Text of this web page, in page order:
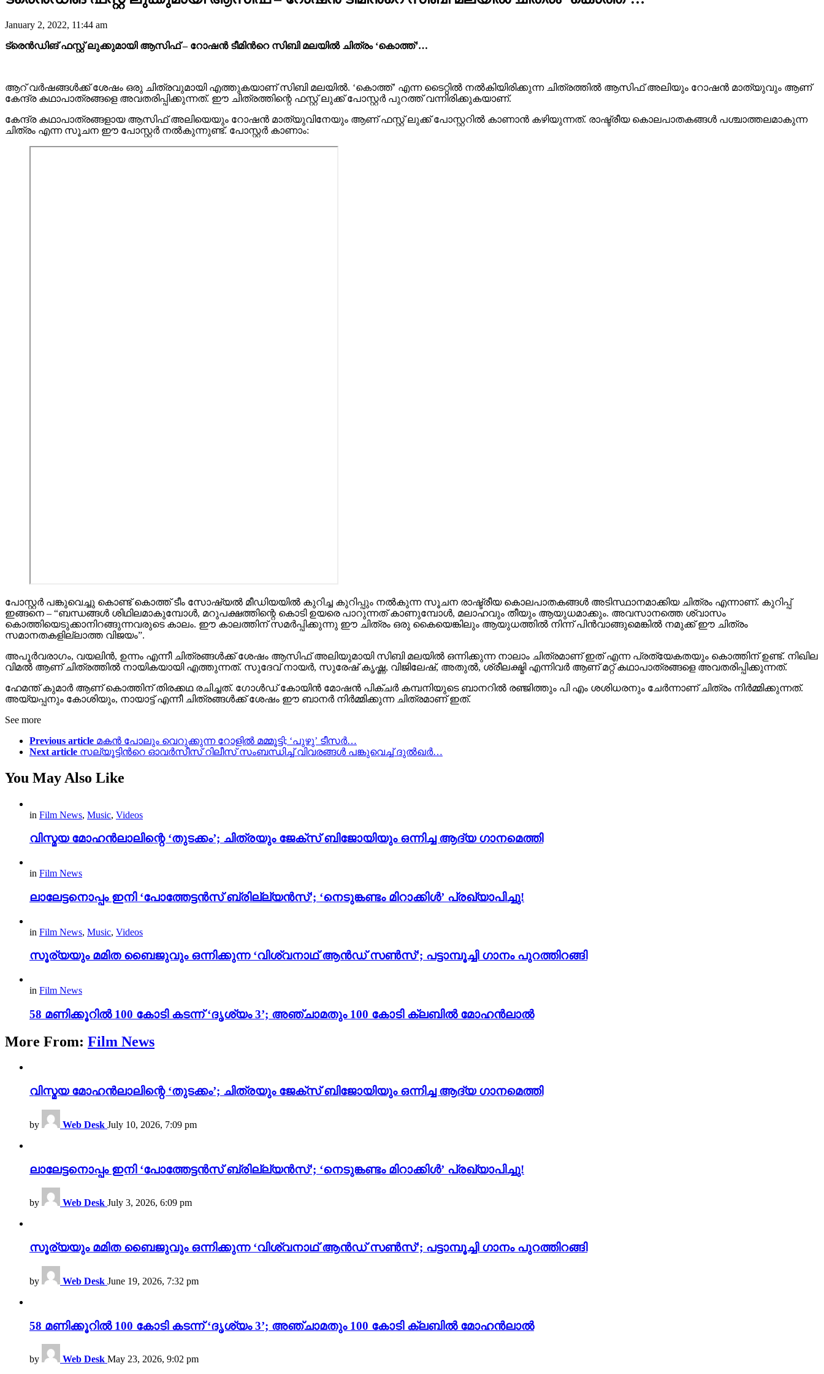
January 2, 2022, 11:44 am
ട്രെൻഡിങ് ഫസ്റ്റ് ലുക്കുമായി ആസിഫ് – റോഷൻ ടീമിന്‍റെ സിബി മലയിൽ ചിത്രം ‘കൊത്ത്’…
ആറ് വർഷങ്ങൾക്ക് ശേഷം ഒരു ചിത്രവുമായി എത്തുകയാണ് സിബി മലയിൽ. ‘കൊത്ത്’ എന്ന ടൈറ്റിൽ നൽകിയിരിക്കുന്ന ചിത്രത്തിൽ ആസിഫ് അലിയും റോഷൻ മാത്യുവും ആണ്
കേന്ദ്ര കഥാപാത്രങ്ങളെ അവതരിപ്പിക്കുന്നത്. ഈ ചിത്രത്തിന്റെ ഫസ്റ്റ് ലുക്ക് പോസ്റ്റർ പുറത്ത് വന്നിരിക്കുകയാണ്.
കേന്ദ്ര കഥാപാത്രങ്ങളായ ആസിഫ് അലിയെയും റോഷൻ മാത്യുവിനേയും ആണ് ഫസ്റ്റ് ലുക്ക് പോസ്റ്ററിൽ കാണാൻ കഴിയുന്നത്. രാഷ്ട്രീയ കൊലപാതകങ്ങൾ പശ്ചാത്തലമാകുന്ന
ചിത്രം എന്ന സൂചന ഈ പോസ്റ്റർ നൽകുന്നുണ്ട്. പോസ്റ്റർ കാണാം:
പോസ്റ്റർ പങ്കുവെച്ചു കൊണ്ട് കൊത്ത് ടീം സോഷ്യൽ മീഡിയയിൽ കുറിച്ച കുറിപ്പും നൽകുന്ന സൂചന രാഷ്ട്രീയ കൊലപാതകങ്ങൾ അടിസ്ഥാനമാക്കിയ ചിത്രം എന്നാണ്. കുറിപ്പ്
ഇങ്ങനെ – “ബന്ധങ്ങൾ ശിഥിലമാകുമ്പോൾ, മറുപക്ഷത്തിന്റെ കൊടി ഉയരെ പാറുന്നത് കാണുമ്പോൾ, മലാഹവും തീയും ആയുധമാക്കും. അവസാനത്തെ ശ്വാസം
കൊത്തിയെടുക്കാനിറങ്ങുന്നവരുടെ കാലം. ഈ കാലത്തിന് സമർപ്പിക്കുന്നു ഈ ചിത്രം ഒരു കൈയെങ്കിലും ആയുധത്തിൽ നിന്ന് പിൻവാങ്ങുമെങ്കിൽ നമുക്ക് ഈ ചിത്രം
സമാനതകളില്ലാത്ത വിജയം”.
അപൂർവരാഗം, വയലിൻ, ഉന്നം എന്നീ ചിത്രങ്ങൾക്ക് ശേഷം ആസിഫ് അലിയുമായി സിബി മലയിൽ ഒന്നിക്കുന്ന നാലാം ചിത്രമാണ് ഇത് എന്ന പ്രത്യേകതയും കൊത്തിന് ഉണ്ട്. നിഖില
വിമൽ ആണ് ചിത്രത്തിൽ നായികയായി എത്തുന്നത്. സുദേവ് നായർ, സുരേഷ് കൃഷ്ണ, വിജിലേഷ്, അതുൽ, ശ്രീലക്ഷ്മി എന്നിവർ ആണ് മറ്റ് കഥാപാത്രങ്ങളെ അവതരിപ്പിക്കുന്നത്.
ഹേമന്ത് കുമാർ ആണ് കൊത്തിന് തിരക്കഥ രചിച്ചത്. ഗോൾഡ്‌ കോയിൻ മോഷൻ പിക്ചർ കമ്പനിയുടെ ബാനറിൽ രഞ്ജിത്തും പി എം ശശിധരനും ചേർന്നാണ് ചിത്രം നിർമ്മിക്കുന്നത്.
അയ്യപ്പനും കോശിയും, നായാട്ട് എന്നീ ചിത്രങ്ങൾക്ക് ശേഷം ഈ ബാനർ നിർമ്മിക്കുന്ന ചിത്രമാണ് ഇത്.
See more
Previous article മകന്‍ പോലും വെറുക്കുന്ന റോളില്‍ മമ്മൂട്ടി; ‘പുഴു’ ടീസർ…
Next article സല്യൂട്ടിന്‍റെ ഓവർസീസ് റിലീസ് സംബന്ധിച്ച് വിവരങ്ങൾ പങ്കുവെച്ച് ദുൽഖർ…
You May Also Like
in Film News, Music, Videos
വിസ്മയ മോഹൻലാലിന്റെ ‘തുടക്കം’; ചിത്രയും ജേക്സ് ബിജോയിയും ഒന്നിച്ച ആദ്യ ഗാനമെത്തി
in Film News
ലാലേട്ടനൊപ്പം ഇനി ‘പോത്തേട്ടൻസ് ബ്രില്ല്യൻസ്’; ‘നെടുങ്കണ്ടം മിറാക്കിൾ’ പ്രഖ്യാപിച്ചു!
in Film News, Music, Videos
സൂര്യയും മമിത ബൈജുവും ഒന്നിക്കുന്ന ‘വിശ്വനാഥ് ആൻഡ് സൺസ്’; പട്ടാമ്പൂച്ചി ഗാനം പുറത്തിറങ്ങി
in Film News
58 മണിക്കൂറിൽ 100 കോടി കടന്ന് ‘ദൃശ്യം 3’; അഞ്ചാമതും 100 കോടി ക്ലബിൽ മോഹൻലാൽ
More From: Film News
വിസ്മയ മോഹൻലാലിന്റെ ‘തുടക്കം’; ചിത്രയും ജേക്സ് ബിജോയിയും ഒന്നിച്ച ആദ്യ ഗാനമെത്തി
by Web Desk July 10, 2026, 7:09 pm
ലാലേട്ടനൊപ്പം ഇനി ‘പോത്തേട്ടൻസ് ബ്രില്ല്യൻസ്’; ‘നെടുങ്കണ്ടം മിറാക്കിൾ’ പ്രഖ്യാപിച്ചു!
by Web Desk July 3, 2026, 6:09 pm
സൂര്യയും മമിത ബൈജുവും ഒന്നിക്കുന്ന ‘വിശ്വനാഥ് ആൻഡ് സൺസ്’; പട്ടാമ്പൂച്ചി ഗാനം പുറത്തിറങ്ങി
by Web Desk June 19, 2026, 7:32 pm
58 മണിക്കൂറിൽ 100 കോടി കടന്ന് ‘ദൃശ്യം 3’; അഞ്ചാമതും 100 കോടി ക്ലബിൽ മോഹൻലാൽ
by Web Desk May 23, 2026, 9:02 pm